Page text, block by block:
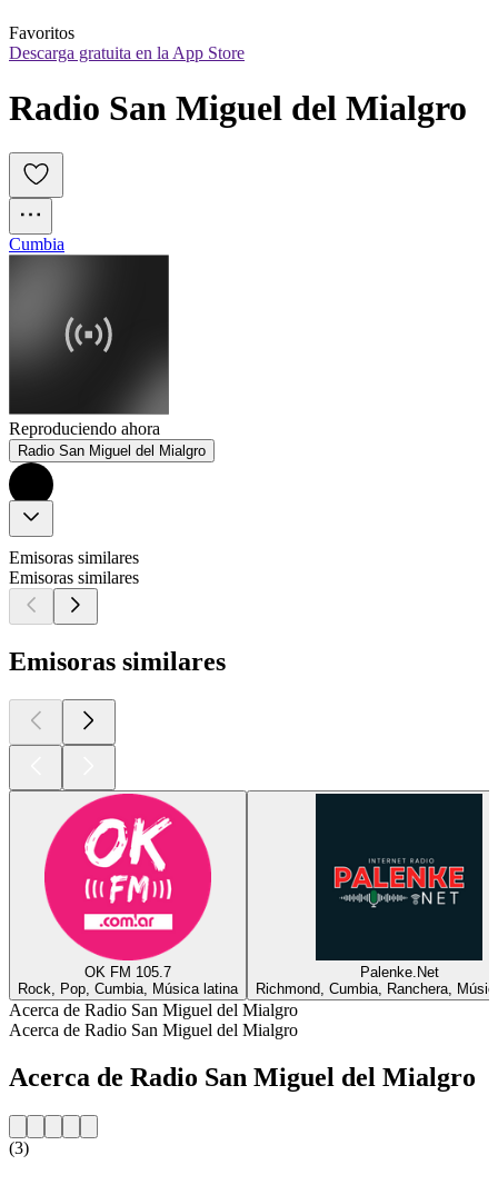
Favoritos
Descarga gratuita en la App Store
Radio San Miguel del Mialgro
Cumbia
Reproduciendo ahora
Radio San Miguel del Mialgro
Emisoras similares
Emisoras similares
Emisoras similares
OK FM 105.7
Rock, Pop, Cumbia, Música latina
Palenke.Net
Richmond, Cumbia, Ranchera,
Acerca de Radio San Miguel del Mialgro
Acerca de Radio San Miguel del Mialgro
Acerca de Radio San Miguel del Mialgro
(3)